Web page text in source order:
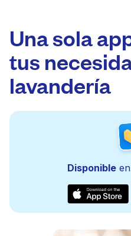
Una sola
tus
lavandería
Disponibleen